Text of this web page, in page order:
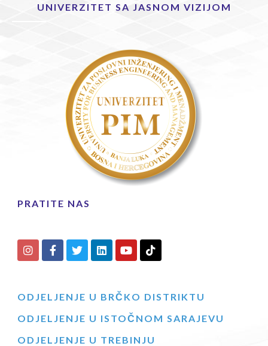
UNIVERZITET SA JASNOM VIZIJOM
PRATITE NAS
ODJELJENJE U BRČKO DISTRIKTU
ODJELJENJE U ISTOČNOM SARAJEVU
ODJELJENJE U TREBINJU